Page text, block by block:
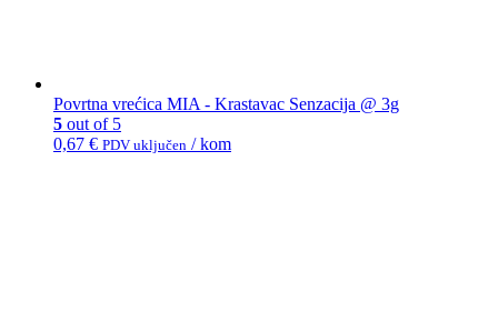
Povrtna vrećica MIA - Krastavac Senzacija @ 3g
5 out of 5
0,67 € PDV uključen / kom